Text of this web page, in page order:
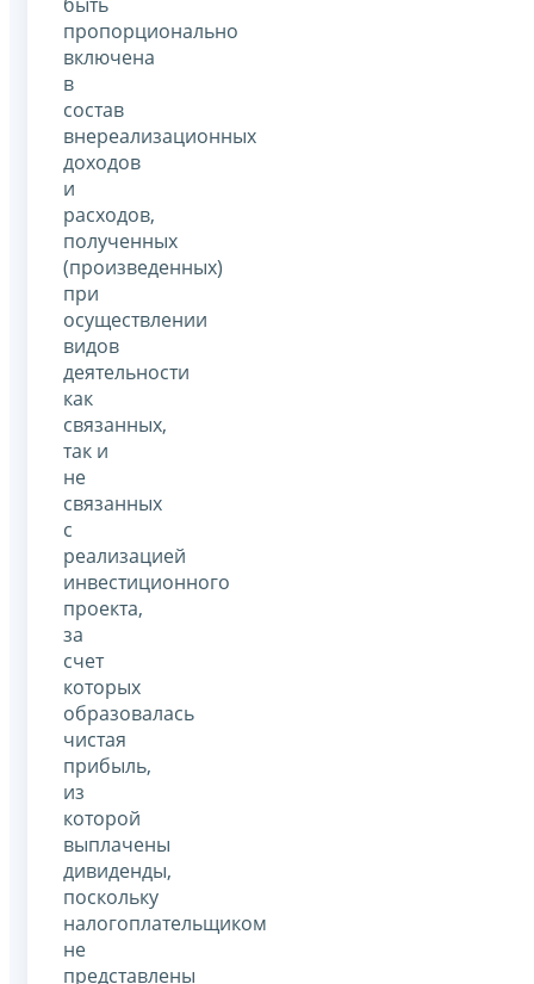
пропорционально
включена
в
состав
внереализационных
доходов
и
расходов,
полученных
(произведенных)
при
осуществлении
видов
деятельности
как
связанных,
так и
не
связанных
с
реализацией
инвестиционного
проекта,
за
счет
которых
образовалась
чистая
прибыль,
из
которой
выплачены
дивиденды,
поскольку
налогоплательщиком
не
представлены